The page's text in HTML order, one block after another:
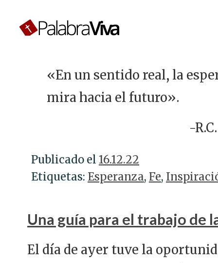
«En un sentido real, la
mira hacia el futuro».
-
Publicado el 16.12.22
Etiquetas: Esperanza, Fe,
Una guía para el trabajo de
El día de ayer tuve la